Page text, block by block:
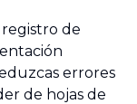
de
errores
de hojas de